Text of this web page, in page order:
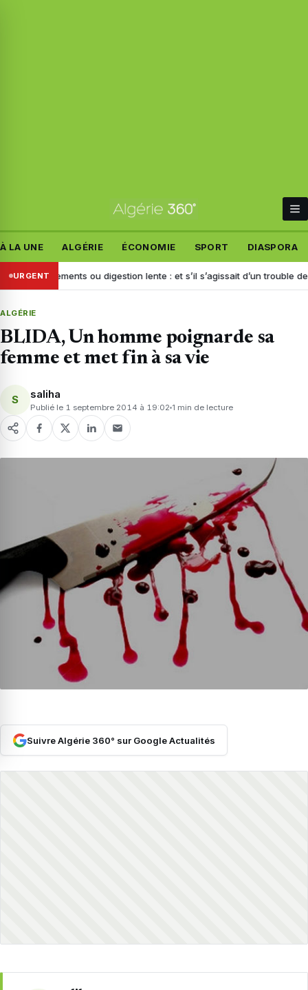
À LA UNE ALGÉRIE ÉCONOMIE SPORT DIASPORA
URGENT
Ballonnements ou digestion lente : et s’il s’agissait d’un trouble de la
ALGÉRIE
BLIDA, Un homme poignarde sa
femme et met fin à sa vie
S saliha
Publié le 1 septembre 2014 à 19:02 1 min de lecture
Suivre Algérie 360° sur Google Actualités